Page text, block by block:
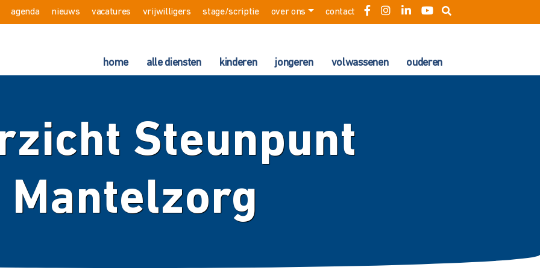
agenda nieuws vacatures vrijwilligers stage/scriptie over ons contact
home alle diensten kinderen jongeren volwassenen ouderen
Steunpunt
Mantelzorg